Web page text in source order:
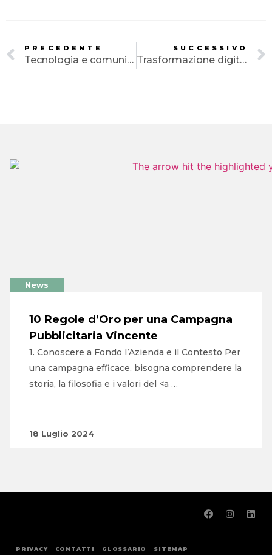
PRECEDENTE
Tecnologia e comunicazione: trend digitali
SUCCESSIVO
Trasformazione digitale: panoramica comunicazione
News
10 Regole d’Oro per una Campagna
Pubblicitaria Vincente
1. Conoscere a Fondo l’Azienda e il Contesto Per
una campagna efficace, bisogna comprendere la
storia, la filosofia e i valori del <a …
18 Luglio 2024
PRIVACY CONTATTI GLOSSARIO SITEMAP